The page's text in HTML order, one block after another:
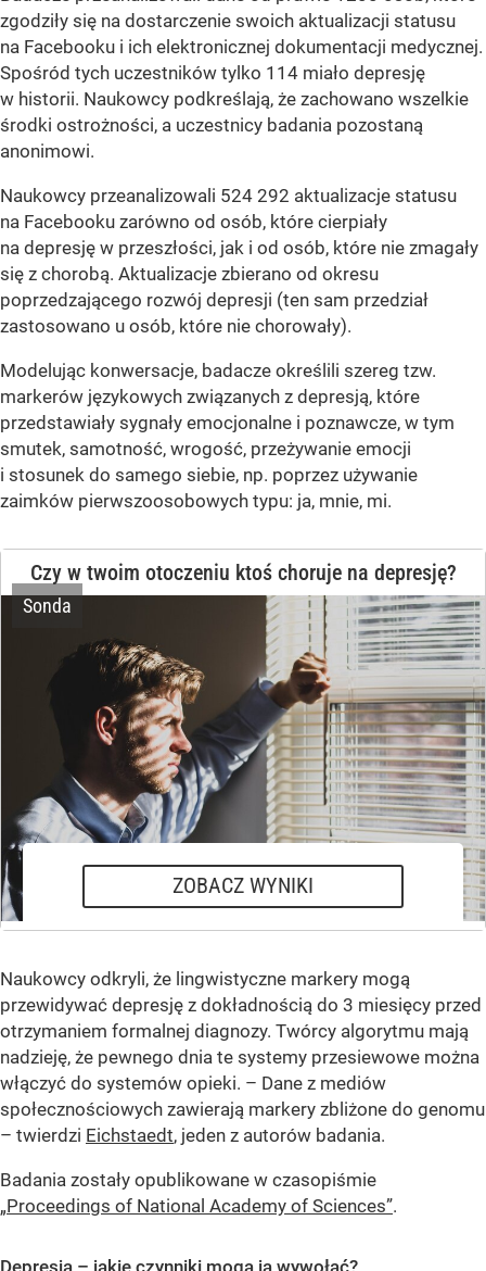
zgodziły się na dostarczenie swoich aktualizacji statusu
na Facebooku i ich elektronicznej dokumentacji medycznej.
Spośród tych uczestników tylko 114 miało depresję
w historii. Naukowcy podkreślają, że zachowano wszelkie
środki ostrożności, a uczestnicy badania pozostaną
anonimowi.
Naukowcy przeanalizowali 524 292 aktualizacje statusu
na Facebooku zarówno od osób, które cierpiały
na depresję w przeszłości, jak i od osób, które nie zmagały
się z chorobą. Aktualizacje zbierano od okresu
poprzedzającego rozwój depresji (ten sam przedział
zastosowano u osób, które nie chorowały).
Modelując konwersacje, badacze określili szereg tzw.
markerów językowych związanych z depresją, które
przedstawiały sygnały emocjonalne i poznawcze, w tym
smutek, samotność, wrogość, przeżywanie emocji
i stosunek do samego siebie, np. poprzez używanie
zaimków pierwszoosobowych typu: ja, mnie, mi.
Tak, mój partner/partnerka
Tak, moja mama/mój tata
Tak, moje dziecko
Tak, moje rodzeństwo
Ja choruję
Nie, nikt
Czy w twoim otoczeniu ktoś choruje na depresję?
Sonda
ZOBACZ WYNIKI
Naukowcy odkryli, że lingwistyczne markery mogą
przewidywać depresję z dokładnością do 3 miesięcy przed
otrzymaniem formalnej diagnozy. Twórcy algorytmu mają
nadzieję, że pewnego dnia te systemy przesiewowe można
włączyć do systemów opieki. – Dane z mediów
społecznościowych zawierają markery zbliżone do genomu
– twierdzi Eichstaedt, jeden z autorów badania.
Badania zostały opublikowane w czasopiśmie
„Proceedings of National Academy of Sciences”.
Depresja – jakie czynniki mogą ją wywołać?